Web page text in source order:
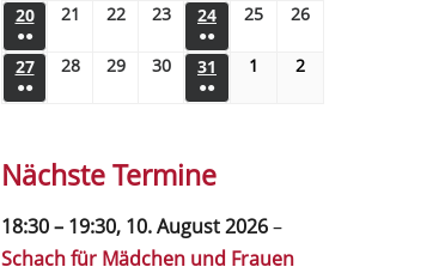
20
●●
21 22 23 24
●●
25 26
27
●●
28 29 30 31
●●
1 2
Nächste Termine
18:30– 19:30, 10. August 2026–
Schach für Mädchen und Frauen